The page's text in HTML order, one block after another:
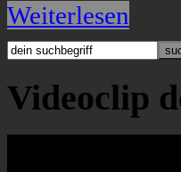
Weiterlesen
Videoclip